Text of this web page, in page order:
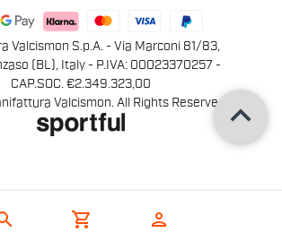
shopping_cart person
Valcismon S.p.A. - Via Marconi 81/83,
(BL), Italy - P.IVA: 00023370257 -
CAP.SOC. €2.349.323,00
Valcismon. All Rights Reserved
keyboard_arrow_up